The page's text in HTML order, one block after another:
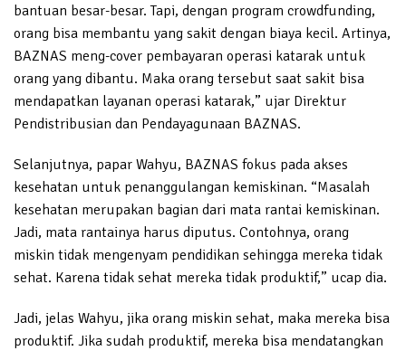
bantuan besar-besar. Tapi, dengan program crowdfunding,
orang bisa membantu yang sakit dengan biaya kecil. Artinya,
BAZNAS meng-cover pembayaran operasi katarak untuk
orang yang dibantu. Maka orang tersebut saat sakit bisa
mendapatkan layanan operasi katarak,” ujar Direktur
Pendistribusian dan Pendayagunaan BAZNAS.
Selanjutnya, papar Wahyu, BAZNAS fokus pada akses
kesehatan untuk penanggulangan kemiskinan. “Masalah
kesehatan merupakan bagian dari mata rantai kemiskinan.
Jadi, mata rantainya harus diputus. Contohnya, orang
miskin tidak mengenyam pendidikan sehingga mereka tidak
sehat. Karena tidak sehat mereka tidak produktif,” ucap dia.
Jadi, jelas Wahyu, jika orang miskin sehat, maka mereka bisa
produktif. Jika sudah produktif, mereka bisa mendatangkan